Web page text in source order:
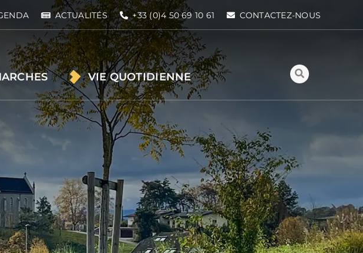
ACTUALITÉS +33 (0)4 50 69 10 61 CONTACTEZ-NOUS
VIE QUOTIDIENNE